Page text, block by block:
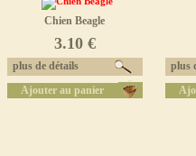
Chien Beagle
3.10 €
plus de détails
Ajouter au panier
plus